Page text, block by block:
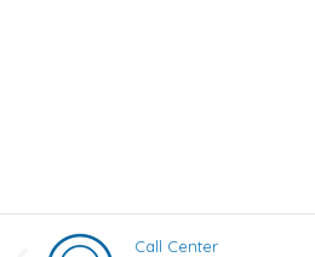
Call Center